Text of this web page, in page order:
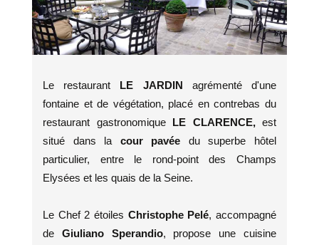
Le restaurant LE JARDIN agrémenté d'une
fontaine et de végétation, placé en contrebas du
restaurant gastronomique LE CLARENCE, est
situé
dans la cour pavée du superbe hôtel
particulier, entre le rond-point des Champs
Elysées et les quais de la Seine.
Le Chef 2 étoiles Christophe Pelé, accompagné
de Giuliano Sperandio, propose une cuisine